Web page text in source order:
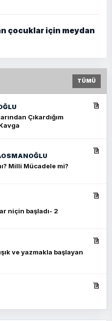
çocuklar için meydan
TÜMÜ
Çıkardığım
Milli Mücadele mi?
niçin başladı- 2
ve yazmakla başlayan